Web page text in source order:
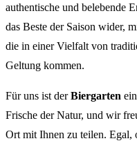
authentische und belebende
das Beste der Saison wider,
die in einer Vielfalt von
Geltung kommen.
Für uns ist derBiergarten
Frische der Natur, und wir
Ort mit Ihnen zu teilen. Egal,